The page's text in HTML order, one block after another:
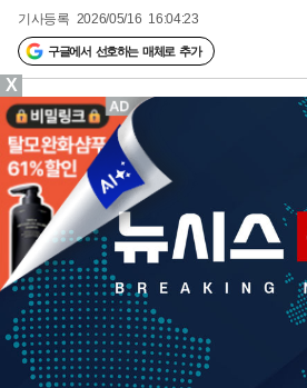
기사등록 2026/05/16 16:04:23
구글에서 선호하는 매체로 추가
X